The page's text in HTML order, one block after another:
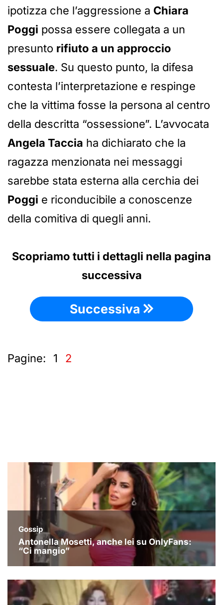
ipotizza che l’aggressione a Chiara
Poggi possa essere collegata a un
presunto rifiuto a un approccio
sessuale. Su questo punto, la difesa
contesta l’interpretazione e respinge
che la vittima fosse la persona al centro
della descritta “ossessione”. L’avvocata
Angela Taccia ha dichiarato che la
ragazza menzionata nei messaggi
sarebbe stata esterna alla cerchia dei
Poggi e riconducibile a conoscenze
della comitiva di quegli anni.
Scopriamo tutti i dettagli nella pagina
successiva
Successiva
Pagine: 1 2